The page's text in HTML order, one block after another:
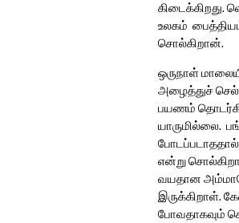
கிடைக்கிறது.
உலகம்
சொல்கிறான்.
ஒருநாள்
அழைத்துச்
பயணம்
யாருமில்லை.
என்று
வயதான
இருக்கிறாள்.
போவதாகவும்